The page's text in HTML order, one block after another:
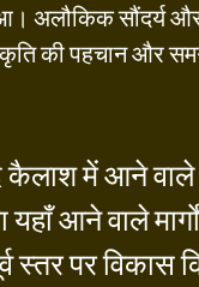
अलौकिक सौंदर्य
की पहचान और
कैलाश में आने
यहाँ आने वाले
पर विकास